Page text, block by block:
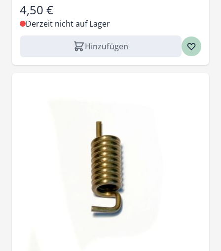
4,50 €
Derzeit nicht auf Lager
Hinzufügen